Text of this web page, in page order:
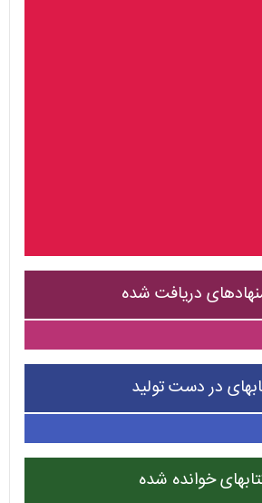
دریافت شده
در دست تولید
خوانده شده